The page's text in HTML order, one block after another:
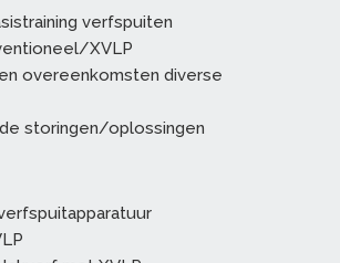
verfspuiten
XVLP
overeenkomsten diverse
storingen/oplossingen